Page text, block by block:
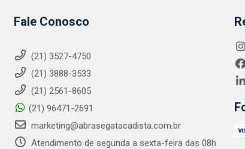
Fale Conosco
(21) 3527-4750
(21) 3888-3533
(21) 2561-8605
(21) 96471-2691
marketing@abrasegatacadista.com.br
Atendimento de segunda a sexta-feira das 08h